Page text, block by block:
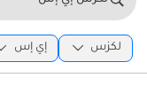
لكزس إي إس